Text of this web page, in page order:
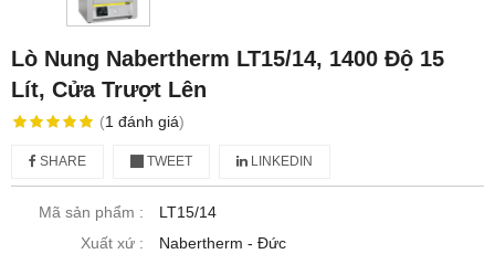
Lò Nung Nabertherm LT15/14, 1400 Độ 15
Lít, Cửa Trượt Lên
(1 đánh giá)
SHARE TWEET LINKEDIN
Mã sản phẩm :
LT15/14
Xuất xứ :
Nabertherm - Đức